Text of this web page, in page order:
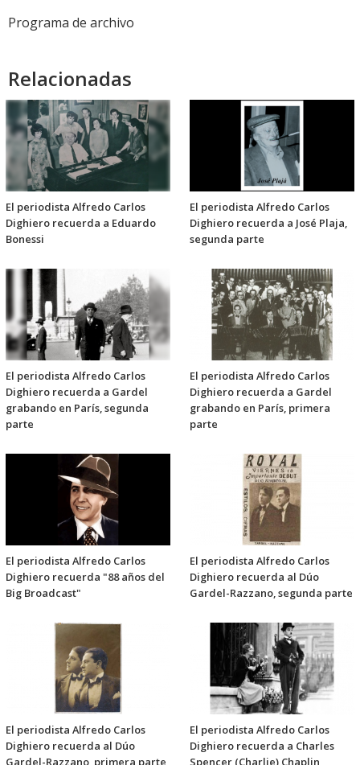
Programa de archivo
Relacionadas
El periodista Alfredo Carlos
Dighiero recuerda a Eduardo
Bonessi
El periodista Alfredo Carlos
Dighiero recuerda a José Plaja,
segunda parte
El periodista Alfredo Carlos
Dighiero recuerda a Gardel
grabando en París, segunda
parte
El periodista Alfredo Carlos
Dighiero recuerda a Gardel
grabando en París, primera
parte
El periodista Alfredo Carlos
Dighiero recuerda "88 años del
Big Broadcast"
El periodista Alfredo Carlos
Dighiero recuerda al Dúo
Gardel-Razzano, segunda parte
El periodista Alfredo Carlos
Dighiero recuerda al Dúo
Gardel-Razzano, primera parte
El periodista Alfredo Carlos
Dighiero recuerda a Charles
Spencer (Charlie) Chaplin